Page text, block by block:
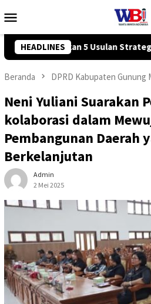
ke
Mobile
HEADLINESTingkatkan Kompetensi
Beranda DPRD Kabupaten Gunung
Neni Yuliani Suarakan
kolaborasi dalam
Pembangunan Daerah
Berkelanjutan
Admin
2 Mei 2025